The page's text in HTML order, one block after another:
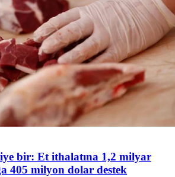
bir: Et ithalatına 1,2 milyar
405 milyon dolar destek